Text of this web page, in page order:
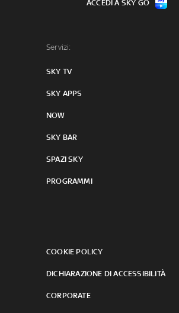
Servizi:
SKY TV
SKY APPS
NOW
SKY BAR
SPAZI SKY
PROGRAMMI
COOKIE POLICY
DICHIARAZIONE DI ACCESSIBILITÀ
CORPORATE
ACCEDI A SKY GO